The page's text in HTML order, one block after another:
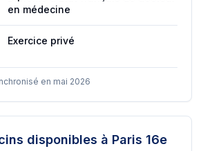
en médecine
Exercice privé
en mai 2026
disponibles à Paris 16e